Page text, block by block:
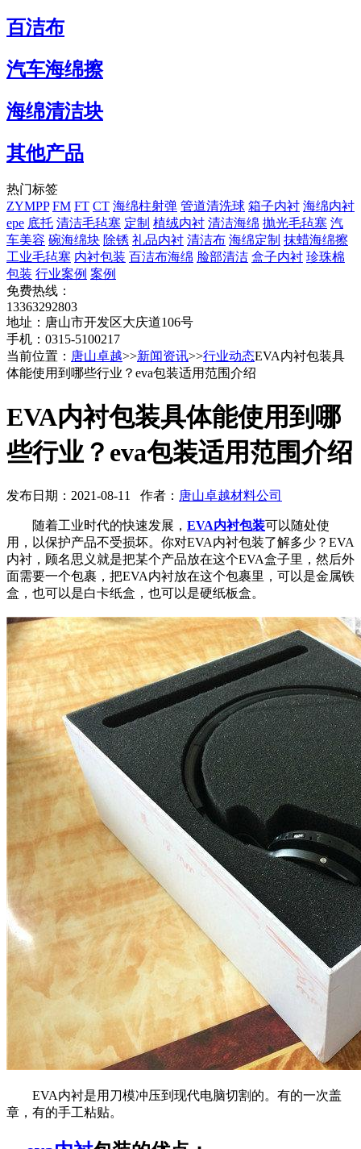
百洁布
汽车海绵擦
海绵清洁块
其他产品
热门标签
ZYMPP FM FT CT 海绵柱射弹 管道清洗球 箱子内衬 海绵内衬
epe 底托 清洁毛毡塞 定制 植绒内衬 清洁海绵 抛光毛毡塞 汽
车美容 碗海绵块 除锈 礼品内衬 清洁布 海绵定制 抹蜡海绵擦
工业毛毡塞 内衬包装 百洁布海绵 脸部清洁 盒子内衬 珍珠棉
包装 行业案例 案例
免费热线：
13363292803
地址：唐山市开发区大庆道106号
手机：0315-5100217
当前位置： 唐山卓越>>新闻资讯>>行业动态EVA内衬包装具
体能使用到哪些行业？eva包装适用范围介绍
EVA内衬包装具体能使用到哪
些行业？eva包装适用范围介绍
发布日期：2021-08-11 作者： 唐山卓越材料公司
随着工业时代的快速发展， EVA内衬包装可以随处使
用，以保护产品不受损坏。你对EVA内衬包装了解多少？EVA
内衬，顾名思义就是把某个产品放在这个EVA盒子里，然后外
面需要一个包裹，把EVA内衬放在这个包裹里，可以是金属铁
盒，也可以是白卡纸盒，也可以是硬纸板盒。
EVA内衬是用刀模冲压到现代电脑切割的。有的一次盖
章，有的手工粘贴。